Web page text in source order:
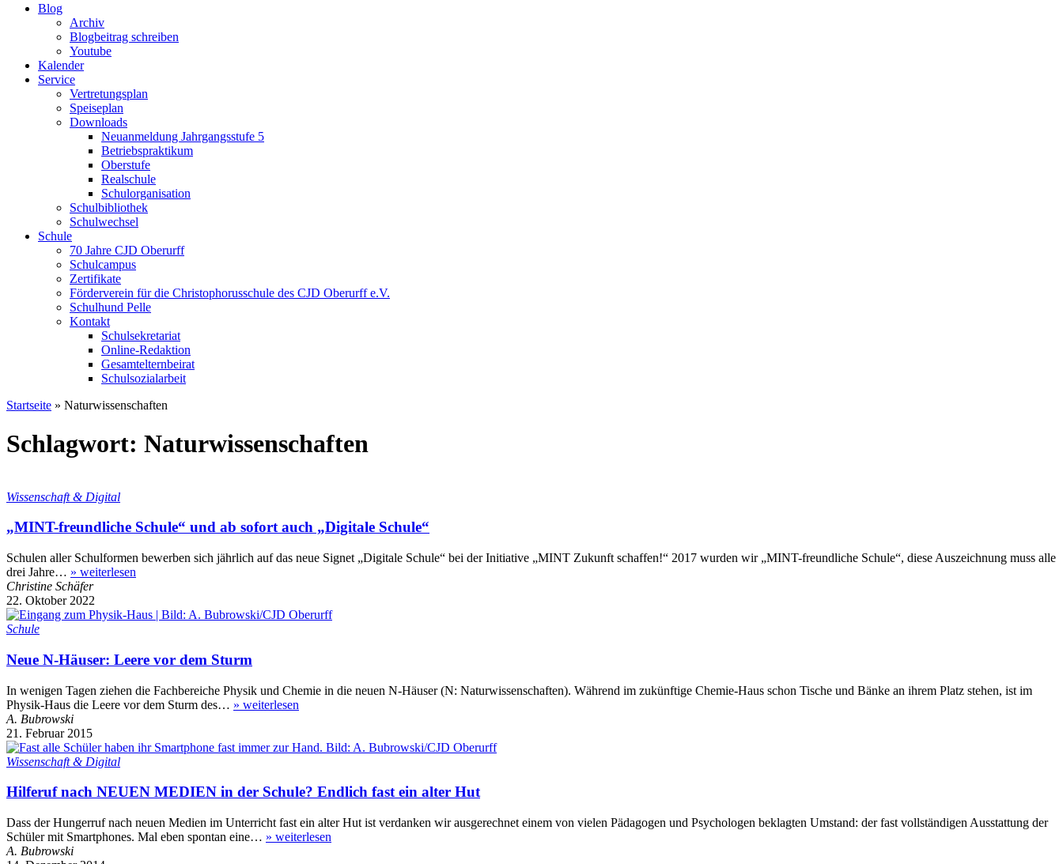
Blog
Archiv
Blogbeitrag schreiben
Youtube
Kalender
Service
Vertretungsplan
Speiseplan
Downloads
Neuanmeldung Jahrgangsstufe 5
Betriebspraktikum
Oberstufe
Realschule
Schulorganisation
Schulbibliothek
Schulwechsel
Schule
70 Jahre CJD Oberurff
Schulcampus
Zertifikate
Förderverein für die Christophorusschule des CJD Oberurff e.V.
Schulhund Pelle
Kontakt
Schulsekretariat
Online-Redaktion
Gesamtelternbeirat
Schulsozialarbeit
Startseite » Naturwissenschaften
Schlagwort: Naturwissenschaften
Wissenschaft & Digital
„MINT-freundliche Schule“ und ab sofort auch „Digitale Schule“
Schulen aller Schulformen bewerben sich jährlich auf das neue Signet „Digitale Schule“ bei der Initiative „MINT Zukunft schaffen!“ 2017 wurden wir „MINT-freundliche Schule“, diese Auszeichnung muss alle
drei Jahre… » weiterlesen
Christine Schäfer
22. Oktober 2022
Schule
Neue N-Häuser: Leere vor dem Sturm
In wenigen Tagen ziehen die Fachbereiche Physik und Chemie in die neuen N-Häuser (N: Natur­wissenschaften). Während im zukünftige Chemie-Haus schon Tische und Bänke an ihrem Platz stehen, ist im
Physik-Haus die Leere vor dem Sturm des… » weiterlesen
A. Bubrowski
21. Februar 2015
Wissenschaft & Digital
Hilferuf nach NEUEN MEDIEN in der Schule? Endlich fast ein alter Hut
Dass der Hungerruf nach neuen Medien im Unterricht fast ein alter Hut ist verdanken wir ausgerechnet einem von vielen Pädagogen und Psychologen beklagten Umstand: der fast vollständigen Ausstattung der
Schüler mit Smartphones. Mal eben spontan eine… » weiterlesen
A. Bubrowski